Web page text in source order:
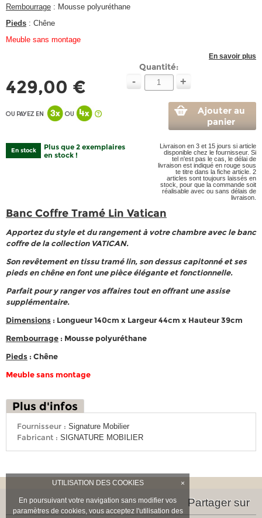
UTILISATION DES COOKIES ×
En poursuivant votre navigation sans modifier vos
paramètres de cookies, vous acceptez l'utilisation des
Rembourrage : Mousse polyuréthane
Pieds : Chêne
Meuble sans montage
En savoir plus
429,00 €
Quantité:
- +
Ajouter au
panier
En stock
Plus que 2 exemplaires
en stock !
Livraison en 3 et 15 jours si article
disponible chez le fournisseur. Si
tel n'est pas le cas, le délai de
livraison est indiqué en rouge sous
te titre dans la fiche article. 2
articles sont toujours laissés en
stock, pour que la commande soit
réalisable avec ou sans délais de
livraison.
Banc Coffre Tramé Lin Vatican
Apportez du style et du rangement à votre chambre avec le banc
coffre de la collection VATICAN.
Son revêtement en tissu tramé lin, son dessus capitonné et ses
pieds en chêne en font une pièce élégante et fonctionnelle.
Parfait pour y ranger vos affaires tout en offrant une assise
supplémentaire.
Dimensions : Longueur 140cm x Largeur 44cm x Hauteur 39cm
Rembourrage : Mousse polyuréthane
Pieds : Chêne
Meuble sans montage
Plus d'infos
Fournisseur : Signature Mobilier
Fabricant : SIGNATURE MOBILIER
Partager sur